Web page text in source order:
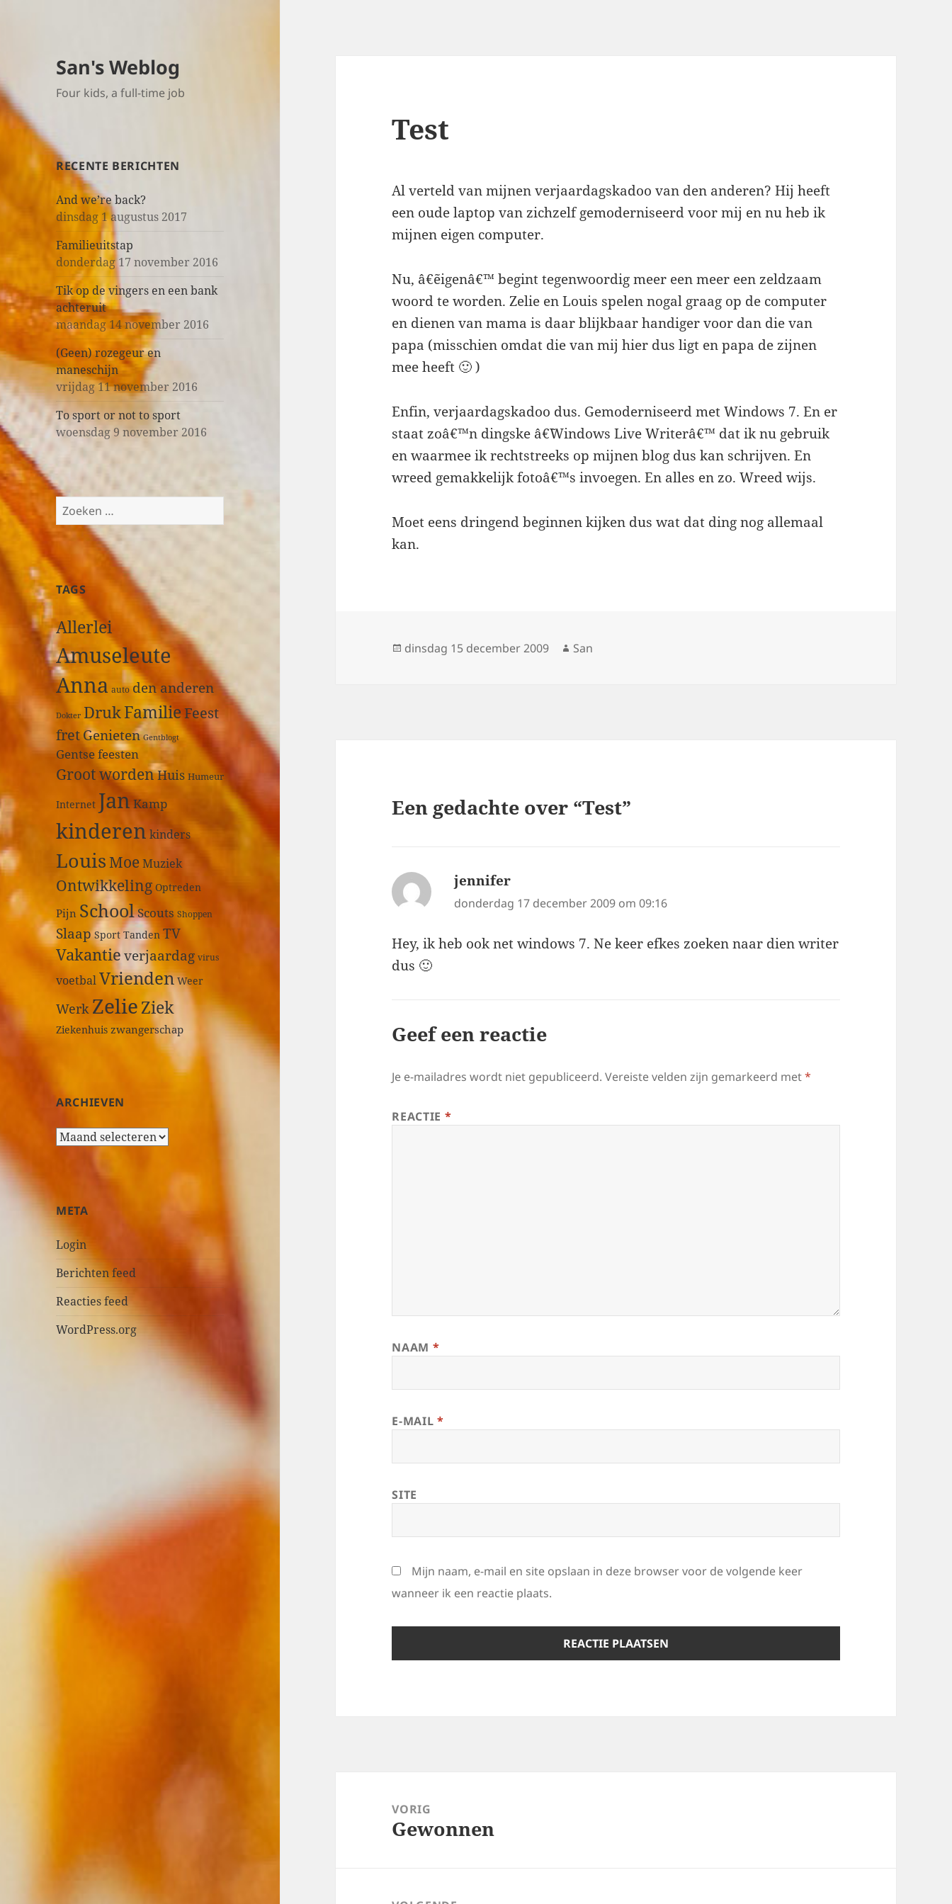
San's Weblog
Four kids, a full-time job
RECENTE BERICHTEN
And we’re back?
dinsdag 1 augustus 2017
Familieuitstap
donderdag 17 november 2016
Tik op de vingers en een bank
achteruit
maandag 14 november 2016
(Geen) rozegeur en
maneschijn
vrijdag 11 november 2016
To sport or not to sport
woensdag 9 november 2016
Z
o
k
e
n
a
a
r
:
TAGS
Allerlei
Amuseleute
Anna auto den anderen
Dokter DrukFamilieFeest
fretGenieten Gentblogt
Gentse feesten
Groot wordenHuis Humeur
Internet JanKamp
kinderen kinders
LouisMoeMuziek
Ontwikkeling Optreden
Pijn SchoolScouts Shoppen
Slaap Sport Tanden TV
Vakantie verjaardag virus
voetbalVrienden Weer
Werk ZelieZiek
Ziekenhuis zwangerschap
ARCHIEVEN
A
i
e
v
n
META
Login
Berichten feed
Reacties feed
WordPress.org
Test
Al verteld van mijnen verjaardagskadoo van den anderen? Hij heeft
een oude laptop van zichzelf gemoderniseerd voor mij en nu heb ik
mijnen eigen computer.
Nu, â€˜eigenâ€™ begint tegenwoordig meer een meer een zeldzaam
woord te worden. Zelie en Louis spelen nogal graag op de computer
en dienen van mama is daar blijkbaar handiger voor dan die van
papa (misschien omdat die van mij hier dus ligt en papa de zijnen
mee heeft 🙂 )
Enfin, verjaardagskadoo dus. Gemoderniseerd met Windows 7. En er
staat zoâ€™n dingske â€˜Windows Live Writerâ€™ dat ik nu gebruik
en waarmee ik rechtstreeks op mijnen blog dus kan schrijven. En
wreed gemakkelijk fotoâ€™s invoegen. En alles en zo. Wreed wijs.
Moet eens dringend beginnen kijken dus wat dat ding nog allemaal
kan.
Geplaatst
dinsdag 15 december 2009 Auteur
San
Een gedachte over “Test”
jennifer
donderdag 17 december 2009 om 09:16
Hey, ik heb ook net windows 7. Ne keer efkes zoeken naar dien writer
dus 🙂
Geef een reactie
Je e-mailadres wordt niet gepubliceerd. Vereiste velden zijn gemarkeerd met*
REACTIE *
NAAM *
E-MAIL *
SITE
Mijn naam, e-mail en site opslaan in deze browser voor de volgende keer
wanneer ik een reactie plaats.
navigatieVORIG
Vorig
Gewonnen